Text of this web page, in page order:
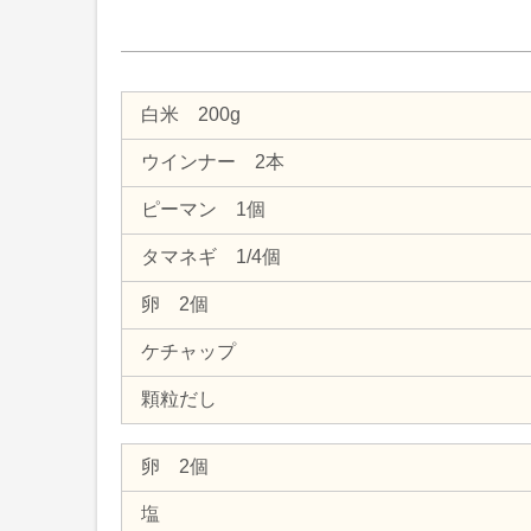
白米 200g
ウインナー 2本
ピーマン 1個
タマネギ 1/4個
卵 2個
ケチャップ
顆粒だし
卵 2個
塩